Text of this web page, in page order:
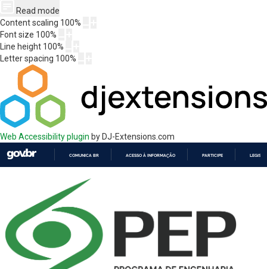
Read mode
Content scaling 100%
Font size 100%
Line height 100%
Letter spacing 100%
Web Accessibility plugin by DJ-Extensions.com
COMUNICA BR ACESSO À INFORMAÇÃO PARTICIPE